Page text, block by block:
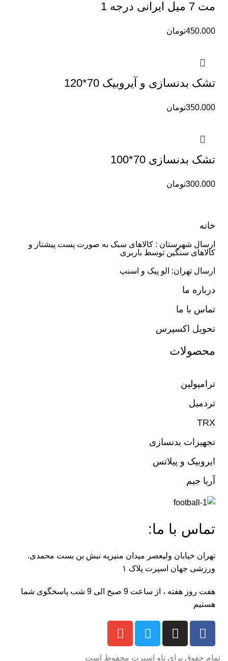
مت 7 میل ایرانی درجه 1
تومان450.000
تشک بدنسازی و آیروبیک 70*120
تومان350.000
تشک بدنسازی 70*100
تومان300.000
خانه
ارسال شهرستان : کالاهای سبک به صورت پست پیشتاز و
کالاهای سنگین توسط باربری
ارسال تهران: الو پیک و اسنپ
درباره ما
تماس با ما
تحویل اکسپرس
محصولات
ترامپولین
تردمیل
TRX
تجهیزات بدنسازی
ایروبیک و پیلاتس
آریا جیم
تماس با ما:
تهران خیابان ولیعصر میدان منیریه نبش بن بست محمدی.
ورزشی جهان اسپرت پلاک ۱
هفت روز هفته ، از ساعت 9 صبح الی 9 شب پاسخگوی شما
هستیم
تمام حقوق برای تاو اسپرت محفوظ است